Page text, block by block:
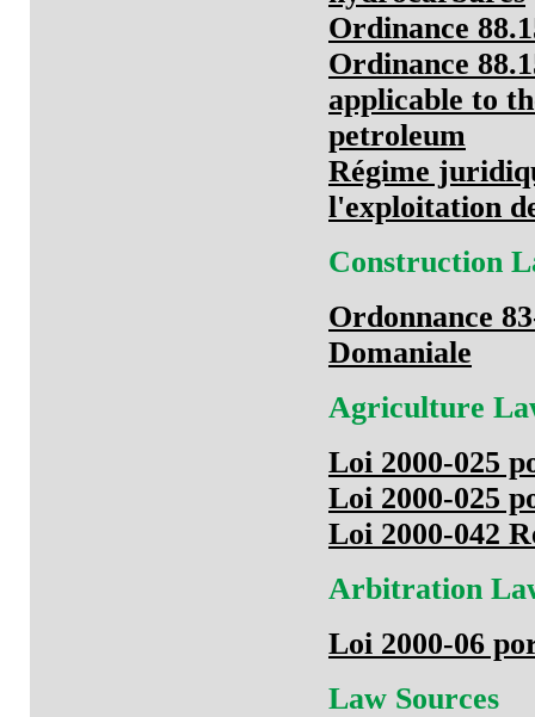
Ordinance
Ordinance
applicable to
petroleum
Régime
l'exploitation
Construction
Ordonnance
Domaniale
Agriculture
Loi 2000-025
Loi 2000-025
Loi 2000-042
Arbitration
Loi 2000-06
Law Sources